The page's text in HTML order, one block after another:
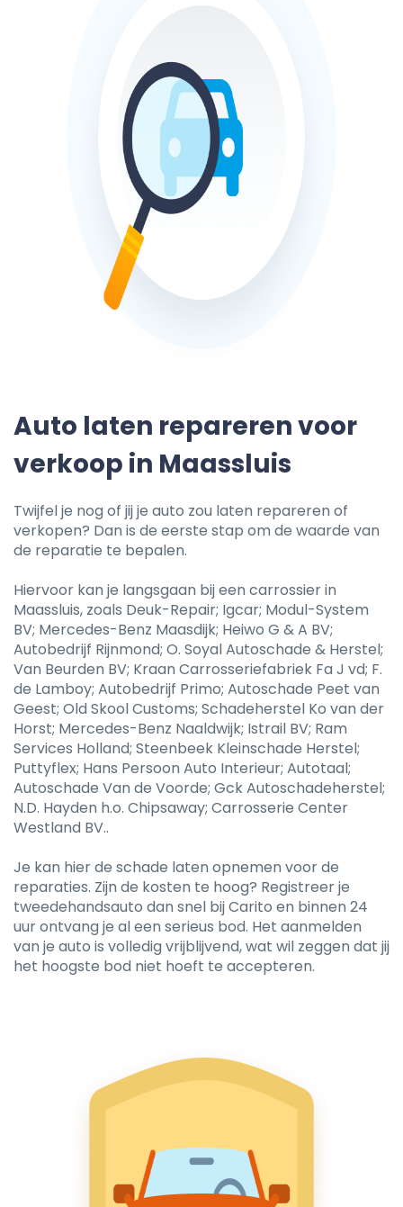
Auto laten repareren voor
verkoop in Maassluis
Twijfel je nog of jij je auto zou laten repareren of
verkopen? Dan is de eerste stap om de waarde van
de reparatie te bepalen.
Hiervoor kan je langsgaan bij een carrossier in
Maassluis, zoals Deuk-Repair; Igcar; Modul-System
BV; Mercedes-Benz Maasdijk; Heiwo G & A BV;
Autobedrijf Rijnmond; O. Soyal Autoschade & Herstel;
Van Beurden BV; Kraan Carrosseriefabriek Fa J vd; F.
de Lamboy; Autobedrijf Primo; Autoschade Peet van
Geest; Old Skool Customs; Schadeherstel Ko van der
Horst; Mercedes-Benz Naaldwijk; Istrail BV; Ram
Services Holland; Steenbeek Kleinschade Herstel;
Puttyflex; Hans Persoon Auto Interieur; Autotaal;
Autoschade Van de Voorde; Gck Autoschadeherstel;
N.D. Hayden h.o. Chipsaway; Carrosserie Center
Westland BV..
Je kan hier de schade laten opnemen voor de
reparaties. Zijn de kosten te hoog? Registreer je
tweedehandsauto dan snel bij Carito en binnen 24
uur ontvang je al een serieus bod. Het aanmelden
van je auto is volledig vrijblijvend, wat wil zeggen dat jij
het hoogste bod niet hoeft te accepteren.